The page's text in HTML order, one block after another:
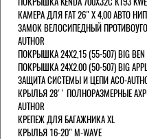
КАМЕРА ДЛЯ FAT 26" X 4,00 АВТО
ЗАМОК ВЕЛОСИПЕДНЫЙ
AUTHOR
ПОКРЫШКА 24X2,15 (55-507) BIG BEN
ПОКРЫШКА 24X2.00 (50-507) BIG
ЗАЩИТА СИСТЕМЫ И ЦЕПИ ACO-
КРЫЛЬЯ 28'' ПОЛНОРАЗМЕРНЫЕ
AUTHOR
КРЕПЕЖ ДЛЯ БАГАЖНИКА XL
КРЫЛЬЯ 16-20" M-WAVE